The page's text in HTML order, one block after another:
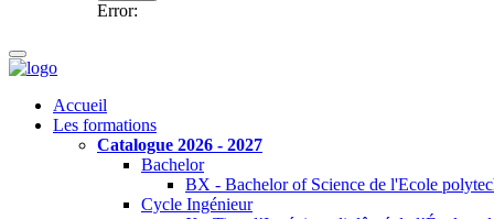
Error:
Accueil
Les formations
Catalogue 2026 - 2027
Bachelor
BX - Bachelor of Science de l'Ecole
Cycle Ingénieur